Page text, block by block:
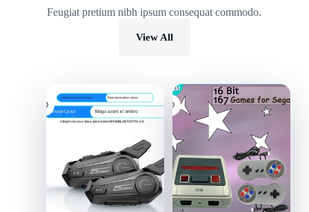
Feugiat pretium nibh ipsum consequat commodo.
View All